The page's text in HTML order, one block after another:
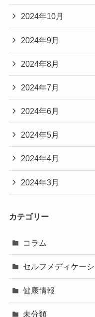
2024年10月
2024年9月
2024年8月
2024年7月
2024年6月
2024年5月
2024年4月
2024年3月
カテゴリー
コラム
セルフメディケー
健康情報
未分類